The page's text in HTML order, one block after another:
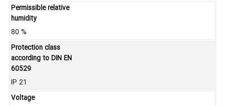
Permissible relative
humidity
80 %
Protection class
according to DIN EN
60529
IP 21
Voltage